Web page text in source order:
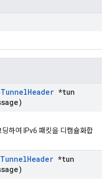
TunnelHeader *tun
하여 IPv6 패킷을 디캡슐화합
TunnelHeader *tun